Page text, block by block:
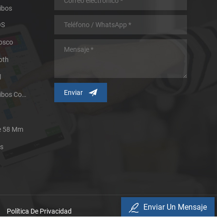
Impresora Térmica De Recibos Con Micropanel.
58 Mm
Política De Privacidad Enviar Un Mensaje